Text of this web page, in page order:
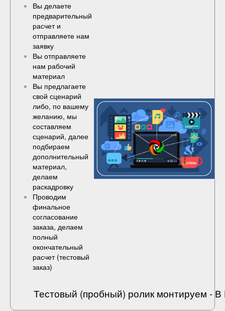
Вы делаете
предварительный
расчет и
отправляете нам
заявку
Вы отправляете
нам рабочий
материал
Вы предлагаете
свой сценарий
либо, по вашему
желанию, мы
составляем
сценарий, далее
подбираем
дополнительный
материал,
делаем
раскадровку
Проводим
финальное
согласование
заказа, делаем
полный
окончательный
расчет (тестовый
заказ)
Тестовый (пробный) ролик монтируем -